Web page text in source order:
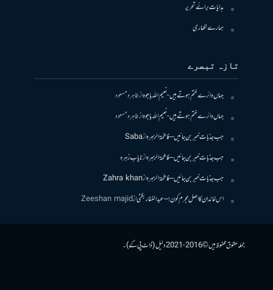
ہدایات برائے تحریر
ہمارے لکھاری
تازہ تبصرے
جہاں دائرے ختم ہوتے ہیں- نعیم اللہ باجوہازطاہرہ مسعود
جہاں دائرے ختم ہوتے ہیں- نعیم اللہ باجوہازطاہرہ مسعود
جب جذبات خبر بن جائیں – فاطمۃالزہرہازSaba
جب جذبات خبر بن جائیں – فاطمۃالزہرہازنایاب زہرہ
جب جذبات خبر بن جائیں – فاطمۃالزہرہازZahra khan
اس خاندان کا اصل مجرم کون! – عبدالغفار بگٹیازZeeshan majid
جملہ حقوق محفوظ ہیں © 2016-2021 دلیل (ڈاٹ پی کے)۔